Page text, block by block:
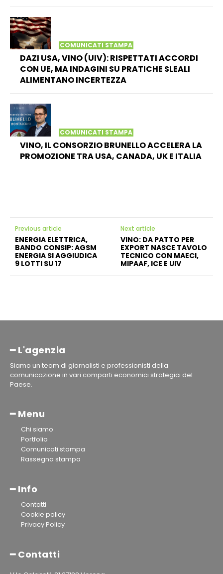
COMUNICATI STAMPA
DAZI USA, VINO (UIV): RISPETTATI ACCORDI
CON UE, MA INDAGINI SU PRATICHE SLEALI
ALIMENTANO INCERTEZZA
COMUNICATI STAMPA
VINO, IL CONSORZIO BRUNELLO ACCELERA LA
PROMOZIONE TRA USA, CANADA, UK E ITALIA
Previous article
ENERGIA ELETTRICA,
BANDO CONSIP: AGSM
ENERGIA SI AGGIUDICA
9 LOTTI SU 17
Next article
VINO: DA PATTO PER
EXPORT NASCE TAVOLO
TECNICO CON MAECI,
MIPAAF, ICE E UIV
━ L'agenzia
Siamo un team di giornalisti e professionisti della
comunicazione in vari comparti economici strategici del
Paese.
━ Menu
Chi siamo
Portfolio
Comunicati stampa
Rassegna stampa
━ Info
Contatti
Cookie policy
Privacy Policy
━ Contatti